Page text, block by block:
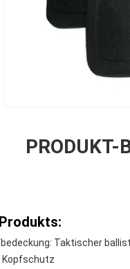
PRODUKT-
Taktischer